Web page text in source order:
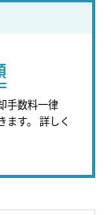
手数料一律
ます。 詳しく